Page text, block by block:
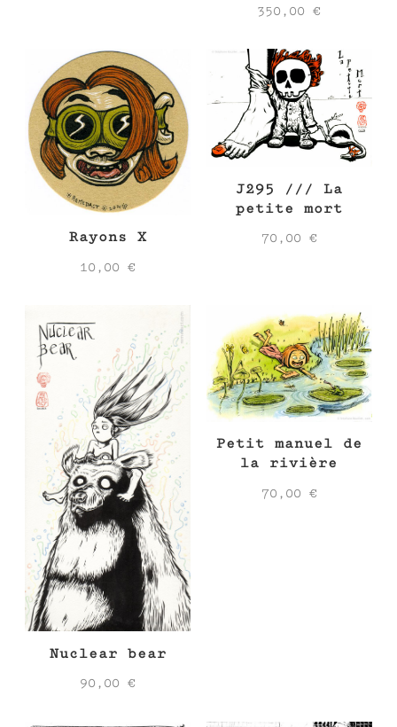
350,00€
Rayons X
10,00€
J295 /// La
petite mort
70,00 €
Nuclear bear
90,00€
Petit manuel de
la rivière
70,00 €